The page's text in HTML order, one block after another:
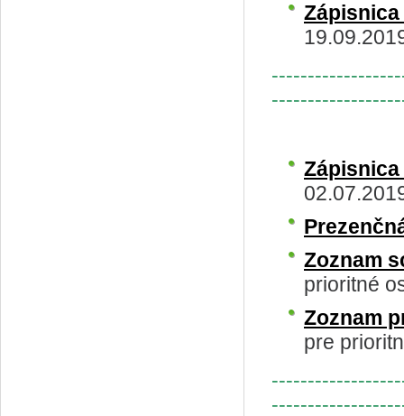
Zoznam
prioritné
Zoznam
pre